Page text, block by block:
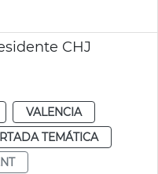
CHJ
VALENCIA
TEMÁTICA